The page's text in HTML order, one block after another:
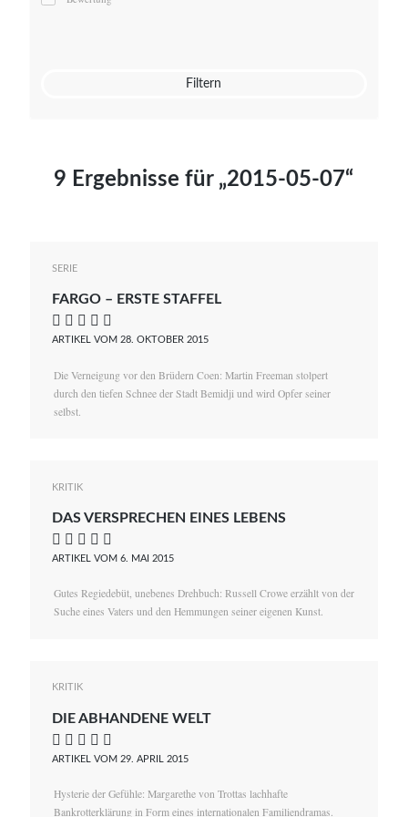
Mato von Vogelstein
Filtern
9 Ergebnisse für „2015-05-07“
SERIE
FARGO – ERSTE STAFFEL
    
ARTIKEL VOM 28. OKTOBER 2015
Die Verneigung vor den Brüdern Coen: Martin Freeman stolpert
durch den tiefen Schnee der Stadt Bemidji und wird Opfer seiner
selbst.
KRITIK
DAS VERSPRECHEN EINES LEBENS
    
ARTIKEL VOM 6. MAI 2015
Gutes Regiedebüt, unebenes Drehbuch: Russell Crowe erzählt von der
Suche eines Vaters und den Hemmungen seiner eigenen Kunst.
KRITIK
DIE ABHANDENE WELT
    
ARTIKEL VOM 29. APRIL 2015
Hysterie der Gefühle: Margarethe von Trottas lachhafte
Bankrotterklärung in Form eines internationalen Familiendramas.